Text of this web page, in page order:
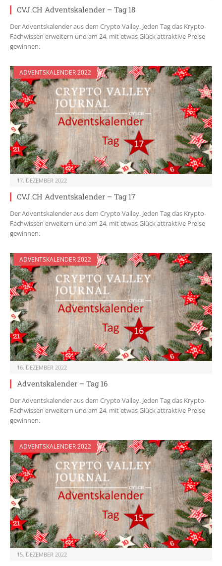
CVJ.CH Adventskalender – Tag 18
Der Adventskalender aus dem Crypto Valley. Jeden Tag das Krypto-
Fachwissen erweitern und am 24. mit etwas Glück attraktive Preise
gewinnen.
ADVENTSKALENDER 2022
17. DEZEMBER 2022
CVJ.CH Adventskalender – Tag 17
Der Adventskalender aus dem Crypto Valley. Jeden Tag das Krypto-
Fachwissen erweitern und am 24. mit etwas Glück attraktive Preise
gewinnen.
ADVENTSKALENDER 2022
16. DEZEMBER 2022
Adventskalender – Tag 16
Der Adventskalender aus dem Crypto Valley. Jeden Tag das Krypto-
Fachwissen erweitern und am 24. mit etwas Glück attraktive Preise
gewinnen.
ADVENTSKALENDER 2022
15. DEZEMBER 2022